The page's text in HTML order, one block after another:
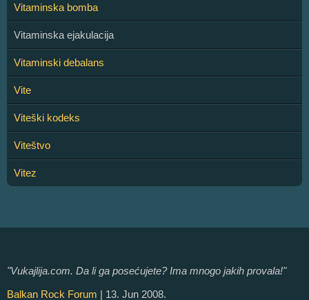
Vitaminska bomba
Vitaminska ejakulacija
Vitaminski debalans
Vite
Viteški kodeks
Viteštvo
Vitez
"Vukajlija.com. Da li ga posećujete? Ima mnogo jakih provala!"
Balkan Rock Forum | 13. Jun 2008.